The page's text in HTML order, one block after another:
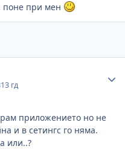
поне при мен
13 гд
приложението но не
и в сетингс го няма.
или..?